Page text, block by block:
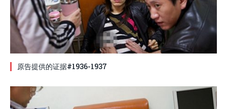
原告提供的证据#1936-1937